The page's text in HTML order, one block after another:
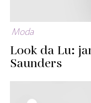
Moda
Look da Lu:
Saunders